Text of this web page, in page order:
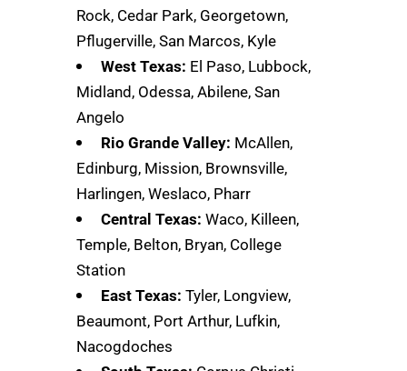
Rock, Cedar Park, Georgetown,
Pflugerville, San Marcos, Kyle
West Texas: El Paso, Lubbock,
Midland, Odessa, Abilene, San
Angelo
Rio Grande Valley: McAllen,
Edinburg, Mission, Brownsville,
Harlingen, Weslaco, Pharr
Central Texas: Waco, Killeen,
Temple, Belton, Bryan, College
Station
East Texas: Tyler, Longview,
Beaumont, Port Arthur, Lufkin,
Nacogdoches